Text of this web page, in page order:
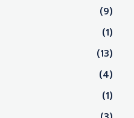
(9)
(1)
(13)
(4)
(1)